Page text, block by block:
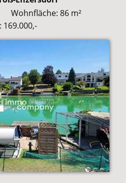
Wohnfläche: 86 m²
169.000,-